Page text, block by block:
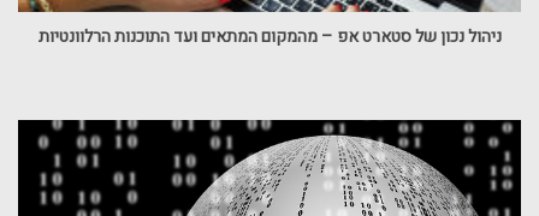
ניהול נכון של סטארט אפ – מהמקום המתאים ועד התוכנות הרלוונטיות